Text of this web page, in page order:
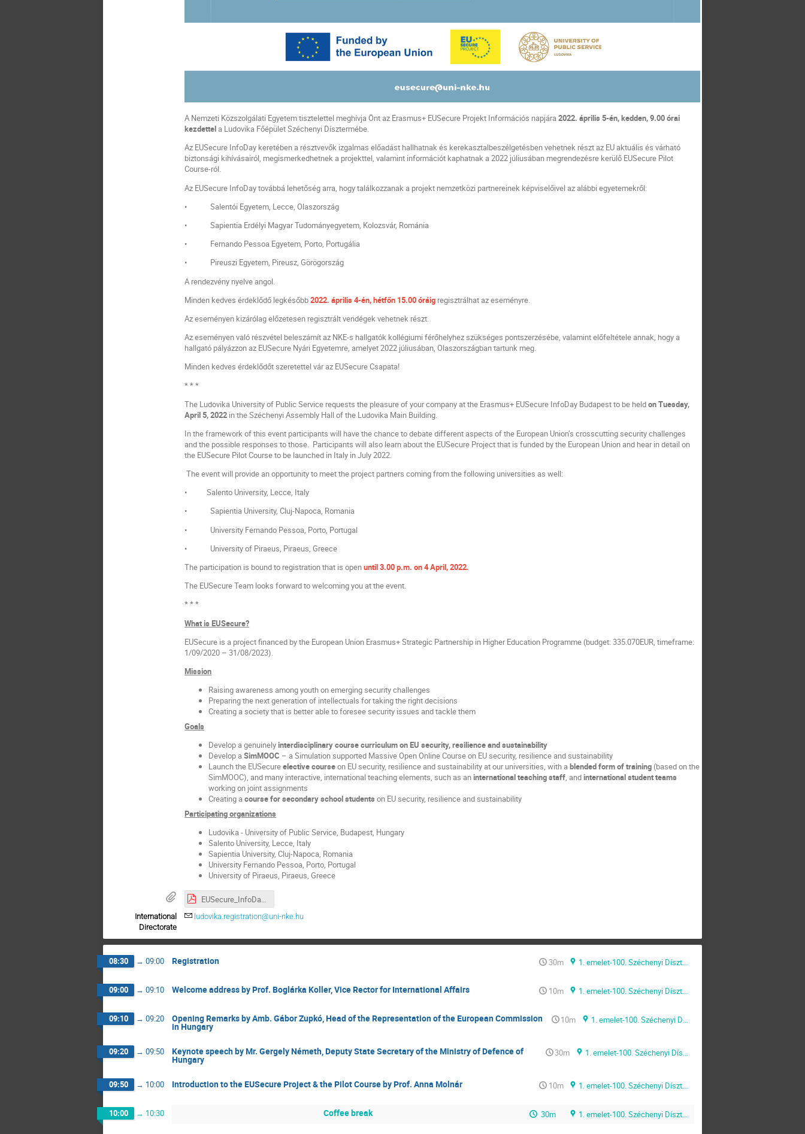
A Nemzeti Közszolgálati Egyetem tisztelettel meghívja Önt az Erasmus+ EUSecure Projekt Információs napjára2022. április 5-én, kedden, 9.00 órai
kezdettela Ludovika Főépület Széchenyi Dísztermébe.
Az EUSecure InfoDay keretében a résztvevők izgalmas előadást hallhatnak és kerekasztalbeszélgetésben vehetnek részt az EU aktuális és várható
biztonsági kihívásairól, megismerkedhetnek a projekttel, valamint információt kaphatnak a 2022 júliusában megrendezésre kerülő EUSecure Pilot
Course-ról.
Az EUSecure InfoDay továbbá lehetőség arra, hogy találkozzanak a projekt nemzetközi partnereinek képviselőivel az alábbi egyetemekről:
• Salentói Egyetem, Lecce, Olaszország
• Sapientia Erdélyi Magyar Tudományegyetem, Kolozsvár, Románia
• Fernando Pessoa Egyetem, Porto, Portugália
• Pireuszi Egyetem, Pireusz, Görögország
A rendezvény nyelve angol.
Minden kedves érdeklődő legkésőbb2022. április 4-én, hétfőn 15.00 óráig regisztrálhat az eseményre.
Az eseményen kizárólag előzetesen regisztrált vendégek vehetnek részt.
Az eseményen való részvétel beleszámít az NKE-s hallgatók kollégiumi férőhelyhez szükséges pontszerzésébe, valamint előfeltétele annak, hogy a
hallgató pályázzon az EUSecure Nyári Egyetemre, amelyet 2022 júliusában, Olaszországban tartunk meg.
Minden kedves érdeklődőt szeretettel vár az EUSecure Csapata!
* * *
The Ludovika University of Public Service requests the pleasure of your company at the Erasmus+ EUSecure InfoDay Budapest to be heldon Tuesday,
April 5, 2022 in the Széchenyi Assembly Hall of the Ludovika Main Building.
In the framework of this event participants will have the chance to debate different aspects of the European Union’s crosscutting security challenges
and the possible responses to those. Participants will also learn about the EUSecure Project that is funded by the European Union and hear in detail on
the EUSecure Pilot Course to be launched in Italy in July 2022.
The event will provide an opportunity to meet the project partners coming from the following universities as well:
• Salento University, Lecce, Italy
• Sapientia University, Cluj-Napoca, Romania
• University Fernando Pessoa, Porto, Portugal
• University of Piraeus, Piraeus, Greece
The participation is bound to registration that is openuntil 3.00 p.m. on 4 April, 2022.
The EUSecure Team looks forward to welcoming you at the event.
* * *
What is EUSecure?
EUSecure is a project financed by the European Union Erasmus+ Strategic Partnership in Higher Education Programme (budget: 335.070EUR, timeframe:
1/09/2020 – 31/08/2023).
Mission
Raising awareness among youth on emerging security challenges
Preparing the next generation of intellectuals for taking the right decisions
Creating a society that is better able to foresee security issues and tackle them
Goals
Develop a genuinelyinterdisciplinary course curriculum on EU security, resilience and sustainability
Develop aSimMOOC – a Simulation supported Massive Open Online Course on EU security, resilience and sustainability
Launch the EUSecureelective courseon EU security, resilience and sustainability at our universities, with ablended form of training (based on the
SimMOOC), and many interactive, international teaching elements, such as aninternational teaching staff, andinternational student teams
working on joint assignments
Creating acourse for secondary school students on EU security, resilience and sustainability
Participating organizations
Ludovika - University of Public Service, Budapest, Hungary
Salento University, Lecce, Italy
Sapientia University, Cluj-Napoca, Romania
University Fernando Pessoa, Porto, Portugal
University of Piraeus, Piraeus, Greece
EUSecure_InfoDay_Programme_20220401.pdf
International
Directorate
ludovika.registration@uni-nke.hu
08:30 → 09:00 Registration 30m 1. emelet-100. Széchenyi Díszterem/Ludovika Főépület
09:00 → 09:10 Welcome address by Prof. Boglárka Koller, Vice Rector for International Affairs 10m 1. emelet-100. Széchenyi Díszterem/Ludovika Főépület
09:10 → 09:20 Opening Remarks by Amb. Gábor Zupkó, Head of the Representation of the European Commission
in Hungary
10m 1. emelet-100. Széchenyi Díszterem/Ludovika Főépület
09:20 → 09:50 Keynote speech by Mr. Gergely Németh, Deputy State Secretary of the Ministry of Defence of
Hungary
30m 1. emelet-100. Széchenyi Díszterem/Ludovika Főépület
09:50 → 10:00 Introduction to the EUSecure Project & the Pilot Course by Prof. Anna Molnár 10m 1. emelet-100. Széchenyi Díszterem/Ludovika Főépület
10:00 → 10:30 Coffee break 30m 1. emelet-100. Széchenyi Díszterem/Ludovika Főépület